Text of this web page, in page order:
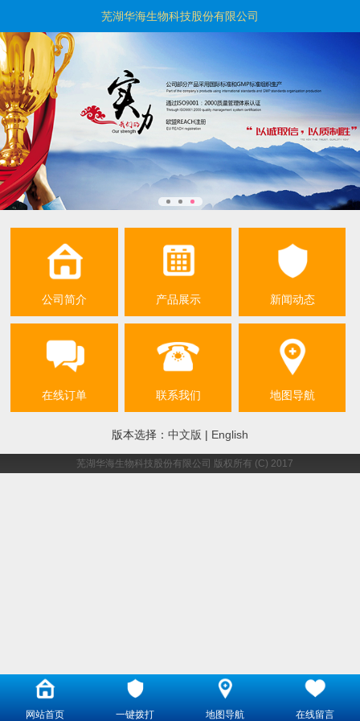
芜湖华海生物科技股份有限公司
公司简介 产品展示 新闻动态
在线订单 联系我们 地图导航
版本选择： 中文版 | English
芜湖华海生物科技股份有限公司 版权所有 (C) 2017
网站首页 一键拨打 地图导航 在线留言